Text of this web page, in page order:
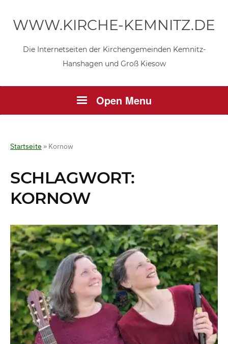
WWW.KIRCHE-KEMNITZ.DE
Die Internetseiten der Kirchengemeinden Kemnitz-
Hanshagen und Groß Kiesow
Open Menu
Startseite » Kornow
SCHLAGWORT:
KORNOW